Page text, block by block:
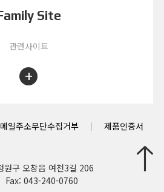
Site
관련사이트
+
일주소무단수집거부 | 제품인증서
구 오창읍 여천3길 206
Fax: 043-240-0760